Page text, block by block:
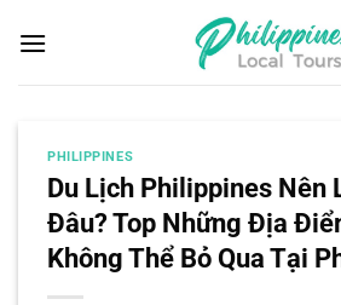
đến
PHILIPPINES
Du Lịch Philippines Nên
Đâu? Top Những Địa
Không Thể Bỏ Qua Tại